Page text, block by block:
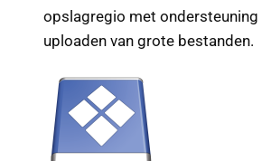
opslagregio met ondersteuning
uploaden van grote bestanden.